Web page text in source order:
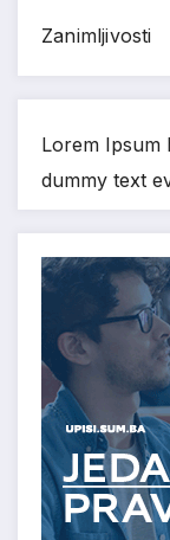
Zanimljivosti
Lorem Ipsum
dummy text